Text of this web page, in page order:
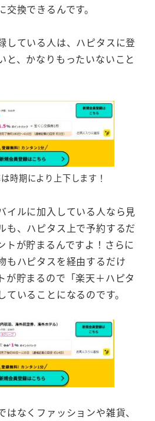
換できるんです。
している人は、ハピタスに登
と、かなりもったいないこと
時期により上下します！
イルに加入している人なら見
も、ハピタス上で予約するだ
トが貯まるんですよ！さらに
もハピタスを経由するだけ
が貯まるので「楽天＋ハピタ
いることになるのです。
なくファッションや雑貨、